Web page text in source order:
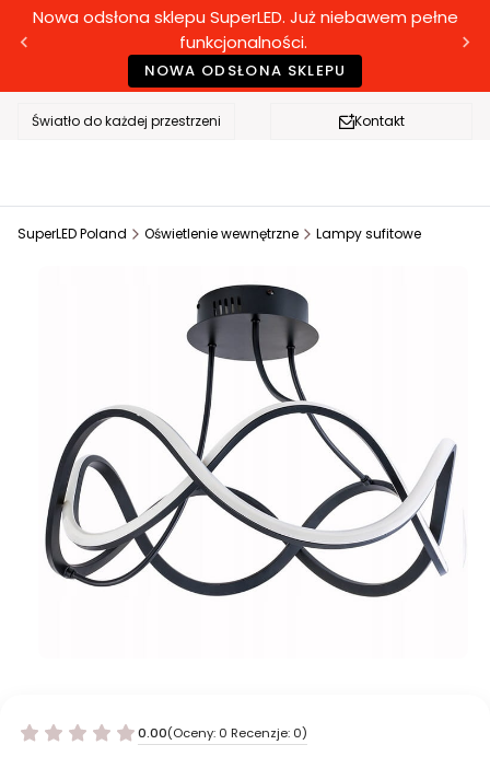
Nowa odsłona sklepu SuperLED. Już niebawem pełne
funkcjonalności.
NOWA ODSŁONA SKLEPU
Światło do każdej przestrzeni Kontakt
SuperLED Poland Oświetlenie wewnętrzne Lampy sufitowe
0.00(Oceny: 0 Recenzje: 0)